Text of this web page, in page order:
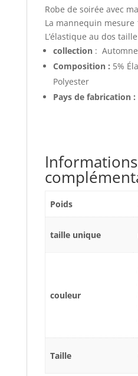
Robe de soirée avec
La mannequin mesure
L’élastique au dos
collection:
Composition : 5%
Polyester
Pays de fabrication :
Informations
Poids
taille unique
couleur
Taille